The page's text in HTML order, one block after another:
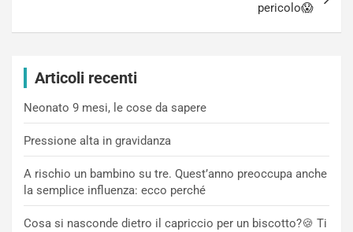
pericolo😱
Articoli recenti
Neonato 9 mesi, le cose da sapere
Pressione alta in gravidanza
A rischio un bambino su tre. Quest’anno preoccupa anche
la semplice influenza: ecco perché
Cosa si nasconde dietro il capriccio per un biscotto?🍪 Ti